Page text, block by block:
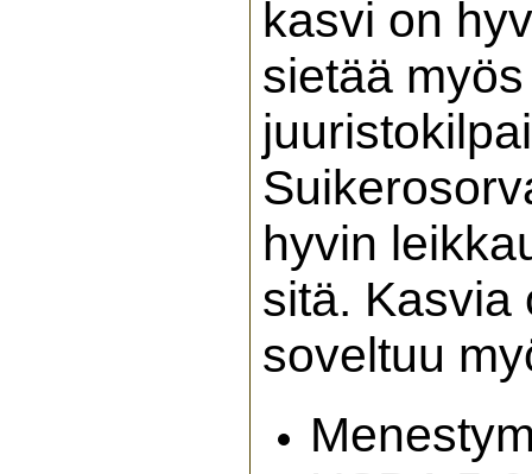
kasvi on
sietää
hyvin
sitä. Kasvia
soveltuu